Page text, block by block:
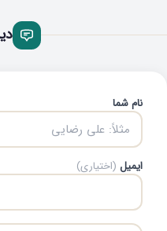
نام شما
ایمیل (اختیاری)